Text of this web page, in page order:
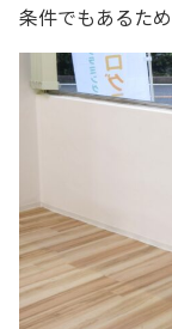
条件でもあるた